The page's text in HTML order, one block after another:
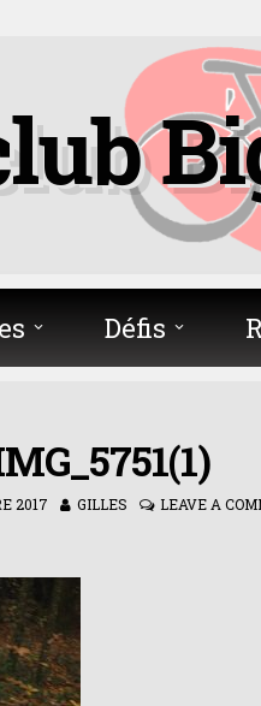
Défis
2017 GILLES LEAVE A